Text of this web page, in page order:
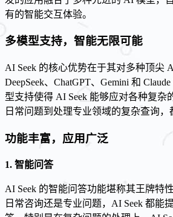
有的智能交互体验。
多模型支持，智能无限可能
AI Seek 的核心优势在于其对多种顶尖
DeepSeek、ChatGPT、Gemini 和
型支持使得 AI Seek 能够应对各种复杂
日常问题到处理专业领域的复杂查询，
功能丰富，应用广泛
1. 智能问答
AI Seek 的智能问答功能堪称其王牌特
日常咨询还是专业问题，AI Seek 都能